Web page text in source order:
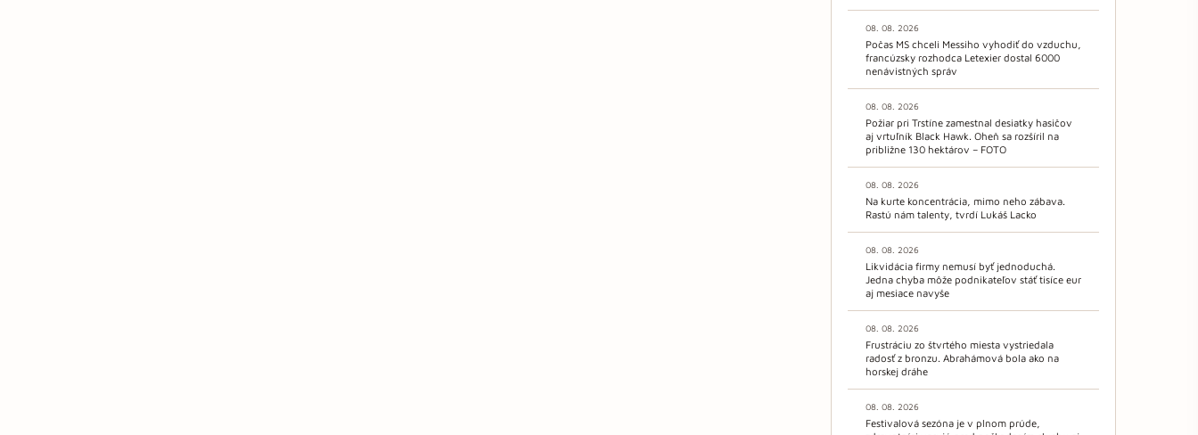
08. 08. 2026
Počas MS chceli Messiho vyhodiť do vzduchu,
francúzsky rozhodca Letexier dostal 6000
nenávistných správ
08. 08. 2026
Požiar pri Trstíne zamestnal desiatky hasičov
aj vrtuľník Black Hawk. Oheň sa rozšíril na
približne 130 hektárov – FOTO
08. 08. 2026
Na kurte koncentrácia, mimo neho zábava.
Rastú nám talenty, tvrdí Lukáš Lacko
08. 08. 2026
Likvidácia firmy nemusí byť jednoduchá.
Jedna chyba môže podnikateľov stáť tisíce eur
aj mesiace navyše
08. 08. 2026
Frustráciu zo štvrtého miesta vystriedala
radosť z bronzu. Abrahámová bola ako na
horskej dráhe
08. 08. 2026
Festivalová sezóna je v plnom prúde,